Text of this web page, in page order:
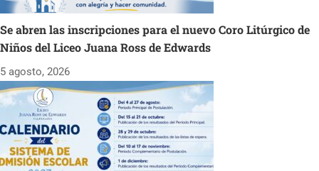
Se abren las inscripciones para el nuevo Coro Litúrgico de
Niños del Liceo Juana Ross de Edwards
5 agosto, 2026